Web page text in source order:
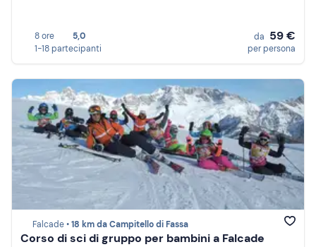
8 ore
5,0
1-18 partecipanti
da 59 €
per persona
Falcade •18 km da Campitello di Fassa
Corso di sci di gruppo per bambini a Falcade